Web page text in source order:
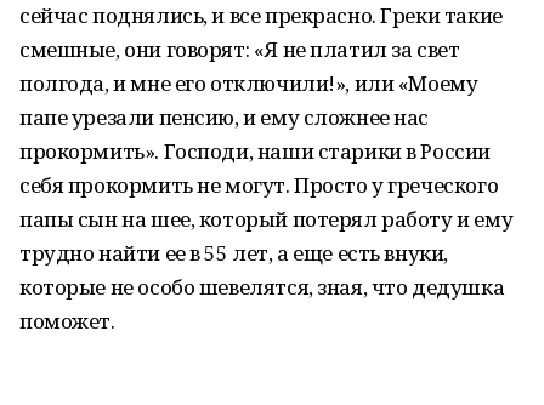
сейчас поднялись, и все прекрасно. Греки такие
смешные, они говорят: «Я не платил за свет
полгода, и мне его отключили!», или «Моему
папе урезали пенсию, и ему сложнее нас
прокормить». Господи, наши старики в России
себя прокормить не могут. Просто у греческого
папы сын на шее, который потерял работу и ему
трудно найти ее в 55 лет, а еще есть внуки,
которые не особо шевелятся, зная, что дедушка
поможет.